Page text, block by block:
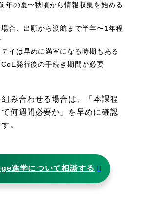
年の夏〜秋頃から情報収集を始める
合、出願から渡航まで半年〜1年程
イは早めに満室になる時期もある
発行後の手続き期間が必要
み合わせる場合は、「本課程
何週間必要か」を早めに確認
。
進学について相談する